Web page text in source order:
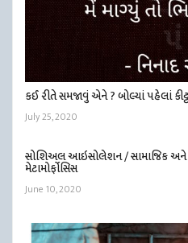
કઈ રીતે સમજાવું એને ? બોલ્યાં પહેલાં
July 25, 2020
સોશિઅલ આઇસોલેશન / સામાજિક
મેટામોર્ફોસિસ
June 10, 2020